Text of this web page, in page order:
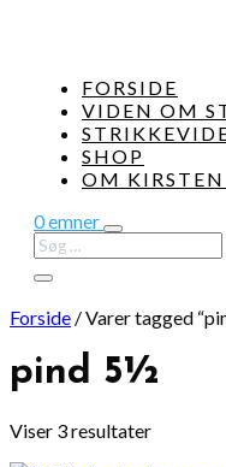
FORSIDE
VIDEN OM
SHOP
OM
0 emner
Forside /Varer tagged
pind 5½
Viser 3 resultater